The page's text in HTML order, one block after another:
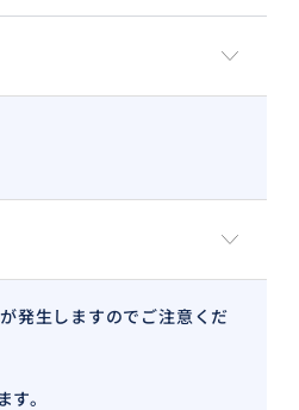
発生しますのでご注意くだ
。